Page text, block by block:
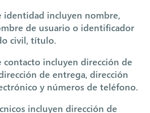
identidad incluyen nombre,
de usuario o identificador
civil, título.
contacto incluyen dirección de
de entrega, dirección
y números de teléfono.
incluyen dirección de